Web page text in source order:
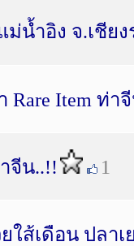
น้ำอิง จ.เชียง
Rare Item ท่า
จีน..!! 1
ส้เดือน ปลาเ